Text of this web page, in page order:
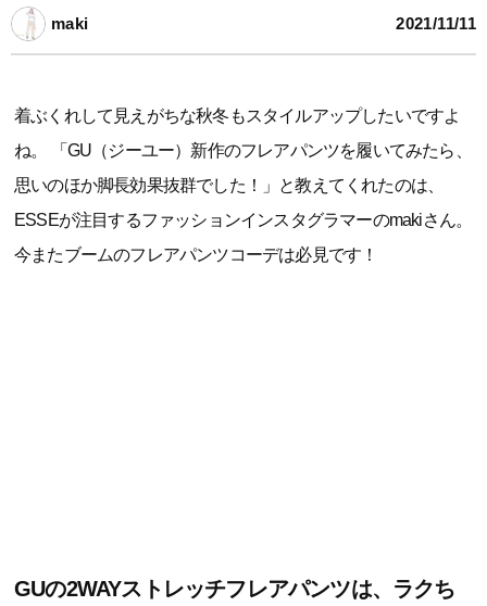
maki 2021/11/11
着ぶくれして見えがちな秋冬もスタイルアップしたいですよ
ね。 「GU（ジーユー）新作のフレアパンツを履いてみたら、
思いのほか脚長効果抜群でした！」と教えてくれたのは、
ESSEが注目するファッションインスタグラマーのmakiさん。
今またブームのフレアパンツコーデは必見です！
GUの2WAYストレッチフレアパンツは、ラクち